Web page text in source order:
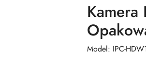
Kamera
Model: IPC-